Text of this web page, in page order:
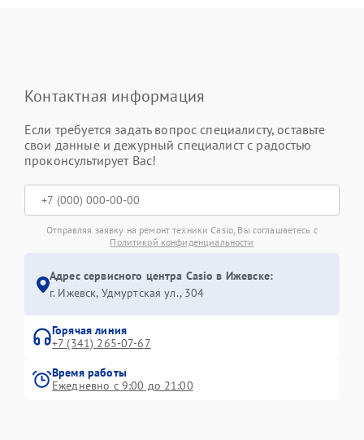
Контактная информация
Если требуется задать вопрос специалисту, оставьте
свои данные и дежурный специалист с радостью
проконсультирует Вас!
Отправляя заявку на ремонт техники Casio, Вы соглашаетесь с
Политикой конфиденциальности
Адрес сервисного центра Casio в Ижевске:
г. Ижевск, Удмуртская ул., 304
Горячая линия
+7 (341) 265-07-67
Время работы
Ежедневно с 9:00 до 21:00